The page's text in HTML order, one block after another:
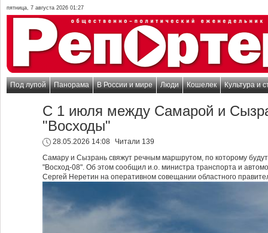
пятница, 7 августа 2026 01:27
Под лупой Панорама В России и мире Люди Кошелек Культура и
С 1 июля между Самарой и
"Восходы"
28.05.2026 14:08
Читали 139
Самару и Сызрань свяжут речным маршрутом, по которому
"Восход-08". Об этом сообщил и.о. министра транспорта и
Сергей Неретин на оперативном совещании областного